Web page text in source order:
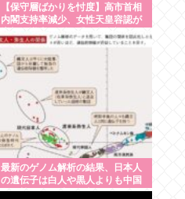
【保守層ばかりを忖度】高市首相
内閣支持率減少、女性天皇容認が
増加…識者に聞く「民意無視」の
代償
最新のゲノム解析の結果、日本人
の遺伝子は白人や黒人よりも中国
人や韓国人に酷似と判明…ネトウ